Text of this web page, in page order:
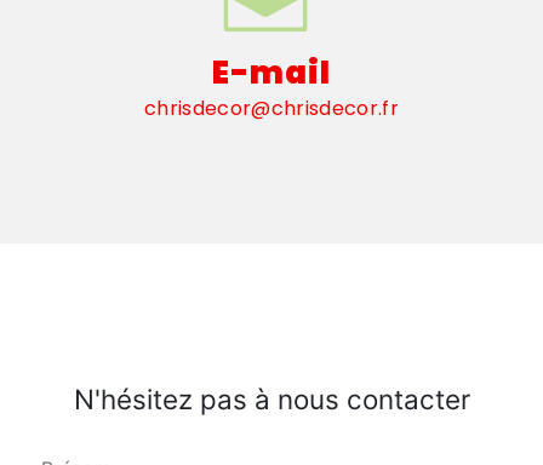
E-mail
chrisdecor@chrisdecor.fr
N'hésitez pas à nous contacter